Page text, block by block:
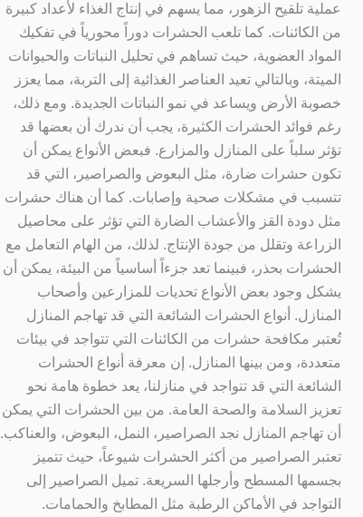
عملية تلقيح الزهور، مما يسهم في إنتاج الغذاء لأعداد كبيرة
من الكائنات. كما تلعب الحشرات دوراً محورياً في تفكيك
المواد العضوية، حيث تساهم في تحليل النباتات والحيوانات
الميتة، وبالتالي تعيد العناصر الغذائية إلى التربة، مما يعزز
خصوبة الأرض ويساعد في نمو النباتات الجديدة. ومع ذلك،
رغم فوائد الحشرات الكثيرة، يجب أن ندرك أن بعضها قد
تؤثر سلباً على المنازل والمزارع. فبعض الأنواع يمكن أن
تكون حشرات ضارة، مثل البعوض والصراصير، التي قد
تتسبب في مشكلات صحية وإصابات. كما أن هناك حشرات
مثل دودة القز والأعشاب الضارة التي تؤثر على محاصيل
الزراعة وتقلل من جودة الإنتاج. لذلك، من الهام التعامل مع
الحشرات بحذر، فبينما تعد جزءاً أساسياً من البيئة، يمكن أن
يشكل وجود بعض الأنواع تحديات للمزارعين وأصحاب
المنازل. أنواع الحشرات الشائعة التي قد تهاجم المنازل
تُعتبر مكافحة حشرات من الكائنات التي تتواجد في بيئات
متعددة، ومن بينها المنازل. إن معرفة أنواع الحشرات
الشائعة التي قد تتواجد في منازلنا، يعد خطوة هامة نحو
تعزيز السلامة والصحة العامة. من بين الحشرات التي يمكن
أن تهاجم المنازل نجد الصراصير، النمل، البعوض، والعناكب.
تعتبر الصراصير من أكثر الحشرات شيوعاً، حيث تتميز
بجسمها المسطح وأرجلها السريعة. تميل الصراصير إلى
التواجد في الأماكن الرطبة مثل المطابخ والحمامات.